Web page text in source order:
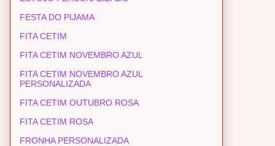
FESTA DO PIJAMA
FITA CETIM
FITA CETIM NOVEMBRO AZUL
FITA CETIM NOVEMBRO AZUL
PERSONALIZADA
FITA CETIM OUTUBRO ROSA
FITA CETIM ROSA
FRONHA PERSONALIZADA